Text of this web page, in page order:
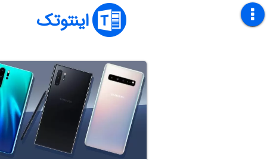
اینتوتک